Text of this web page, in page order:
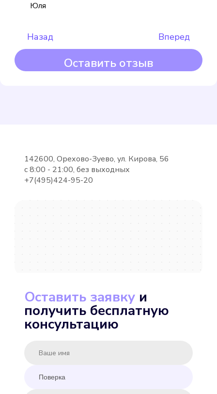
MINKOR MK-U 15
Назад Вперед
Юля
Оставить отзыв
142600, Орехово-Зуево, ул. Кирова, 56
с 8:00 - 21:00, без выходных
+7(495)424-95-20
Оставить заявку и
получить бесплатную
консультацию